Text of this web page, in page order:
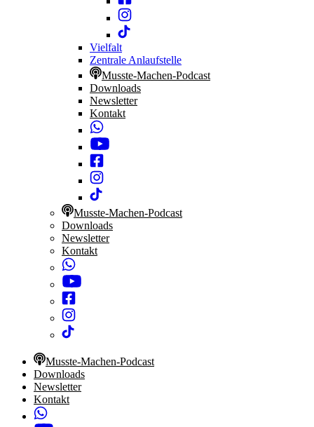
Vielfalt
Zentrale Anlaufstelle
Musste-Machen-Podcast
Downloads
Newsletter
Kontakt
Musste-Machen-Podcast
Downloads
Newsletter
Kontakt
Musste-Machen-Podcast
Downloads
Newsletter
Kontakt